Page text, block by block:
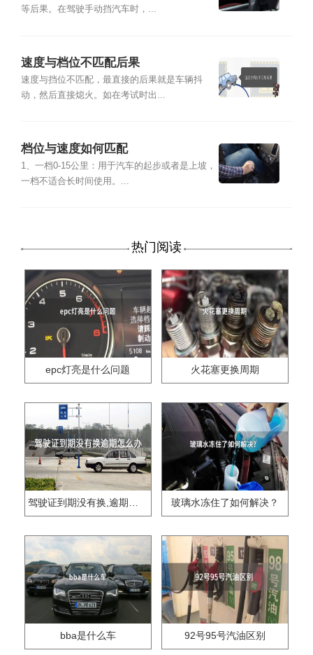
等后果。在驾驶手动挡汽车时，...
速度与档位不匹配后果
速度与挡位不匹配，最直接的后果就是车辆抖
动，然后直接熄火。如在考试时出...
档位与速度如何匹配
1、一档0-15公里：用于汽车的起步或者是上坡，
一档不适合长时间使用。...
热门阅读
epc灯亮是什么问题 火花塞更换周期
驾驶证到期没有换,逾期怎么办?? 玻璃水冻住了如何解决？
bba是什么车 92号95号汽油区别